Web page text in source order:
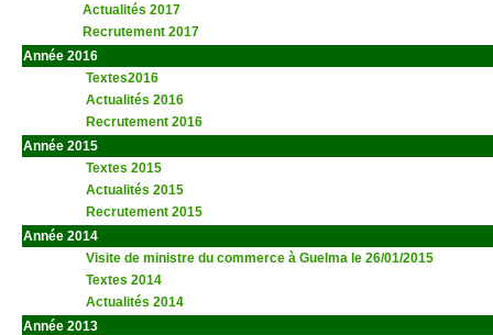
Actualités 2017
Recrutement 2017
Année 2016
Textes2016
Actualités 2016
Recrutement 2016
Année 2015
Textes 2015
Actualités 2015
Recrutement 2015
Année 2014
Visite de ministre du commerce à Guelma le 26/01/2015
Textes 2014
Actualités 2014
Année 2013